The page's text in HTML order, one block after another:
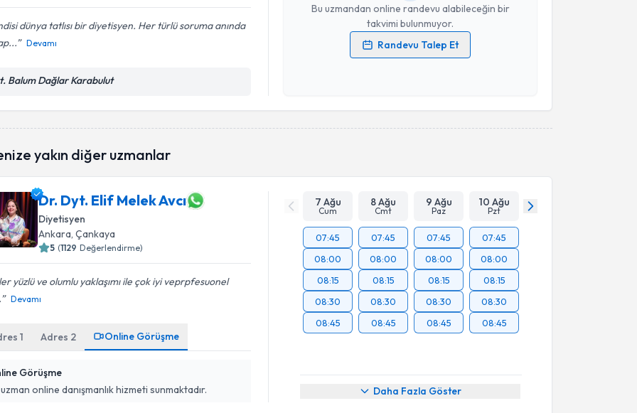
dünya tatlısı bir diyetisyen. Her türlü soruma anında
Devamı
Balum Dağlar Karabulut
Bu uzmandan online randevu alabileceğin bir
takvimi bulunmuyor.
Randevu Talep Et
Kişisel verilerimin işlenmesine ilişkinAydınlatma Metni
Takvim Talebini Gönder
yakın diğer uzmanlar
Dr. Dyt. Elif Melek Avcı
Diyetisyen
Ankara , Çankaya
5 (1129 Değerlendirme)
yüzlü ve olumlu yaklaşımı ile çok iyi veprpfesuonel
Devamı
1 Adres 2 Online Görüşme
Görüşme
online danışmanlık hizmeti sunmaktadır.
7 Ağu
Cum
8 Ağu
Cmt
9 Ağu
Paz
10 Ağu
Pzt
07:45
08:00
08:15
08:30
08:45
07:45
08:00
08:15
08:30
08:45
07:45
08:00
08:15
08:30
08:45
07:45
08:00
08:15
08:30
08:45
Daha Fazla Göster